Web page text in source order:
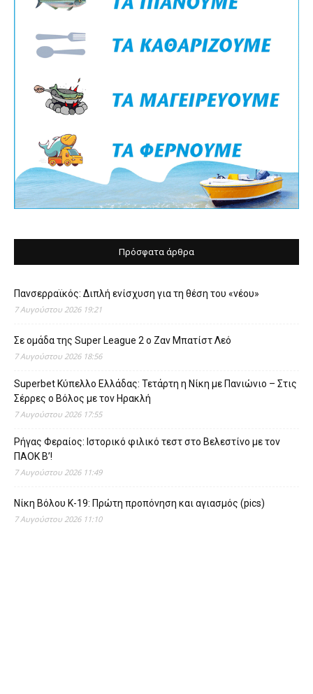
Πρόσφατα άρθρα
Πανσερραϊκός: Διπλή ενίσχυση για τη θέση του «νέου»
7 Αυγούστου 2026 19:21
Σε ομάδα της Super League 2 o Ζαν Μπατίστ Λεό
7 Αυγούστου 2026 18:56
Superbet Κύπελλο Ελλάδας: Τετάρτη η Νίκη με Πανιώνιο – Στις
Σέρρες ο Βόλος με τον Ηρακλή
7 Αυγούστου 2026 17:55
Ρήγας Φεραίος: Ιστορικό φιλικό τεστ στο Βελεστίνο με τον
ΠΑΟΚ Β’!
7 Αυγούστου 2026 11:49
Νίκη Βόλου Κ-19: Πρώτη προπόνηση και αγιασμός (pics)
7 Αυγούστου 2026 11:10